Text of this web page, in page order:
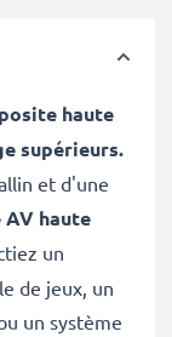
haute
supérieurs.
et d'une
AV haute
un
de jeux, un
un système